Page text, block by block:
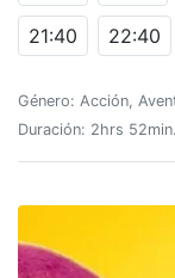
21:40 22:40
Género: Acción,
Duración: 2hrs 52min.